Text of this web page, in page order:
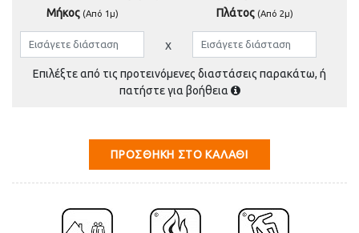
Μήκος (Από 1μ) Πλάτος (Από 2μ)
Επιλέξτε από τις προτεινόμενες διαστάσεις παρακάτω, ή
πατήστε για βοήθεια
ΠΡΟΣΘΉΚΗ ΣΤΟ ΚΑΛΆΘΙ